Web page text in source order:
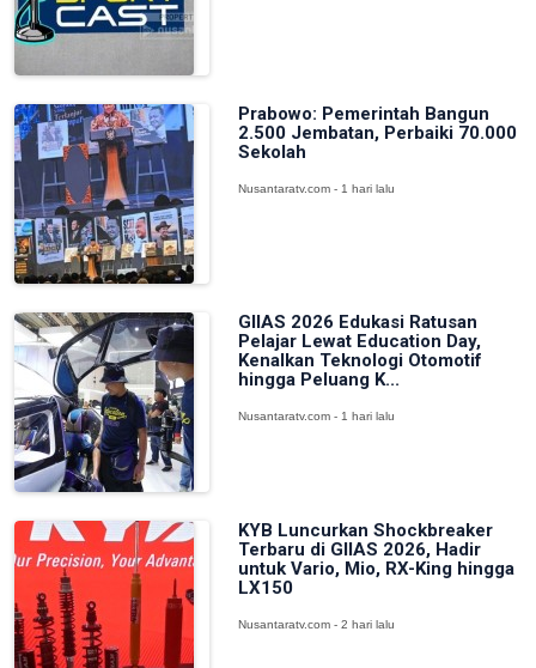
Prabowo: Pemerintah Bangun
2.500 Jembatan, Perbaiki 70.000
Sekolah
Nusantaratv.com - 1 hari lalu
GIIAS 2026 Edukasi Ratusan
Pelajar Lewat Education Day,
Kenalkan Teknologi Otomotif
hingga Peluang K...
Nusantaratv.com - 1 hari lalu
KYB Luncurkan Shockbreaker
Terbaru di GIIAS 2026, Hadir
untuk Vario, Mio, RX-King hingga
LX150
Nusantaratv.com - 2 hari lalu